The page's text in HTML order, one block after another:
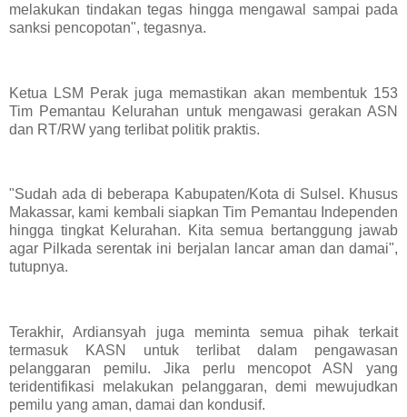
melakukan tindakan tegas hingga mengawal sampai pada
sanksi pencopotan", tegasnya.
Ketua LSM Perak juga memastikan akan membentuk 153
Tim Pemantau Kelurahan untuk mengawasi gerakan ASN
dan RT/RW yang terlibat politik praktis.
"Sudah ada di beberapa Kabupaten/Kota di Sulsel. Khusus
Makassar, kami kembali siapkan Tim Pemantau Independen
hingga tingkat Kelurahan. Kita semua bertanggung jawab
agar Pilkada serentak ini berjalan lancar aman dan damai",
tutupnya.
Terakhir, Ardiansyah juga meminta semua pihak terkait
termasuk KASN untuk terlibat dalam pengawasan
pelanggaran pemilu. Jika perlu mencopot ASN yang
teridentifikasi melakukan pelanggaran, demi mewujudkan
pemilu yang aman, damai dan kondusif.